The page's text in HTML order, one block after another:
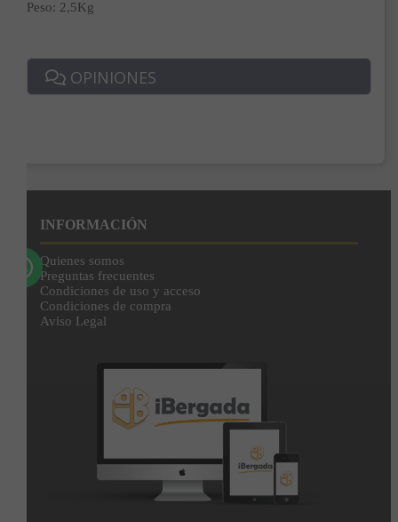
Peso: 2,5Kg
OPINIONES
Enviar
INFORMACIÓN
Quienes somos
Preguntas frecuentes
Condiciones de uso y acceso
Condiciones de compra
Aviso Legal